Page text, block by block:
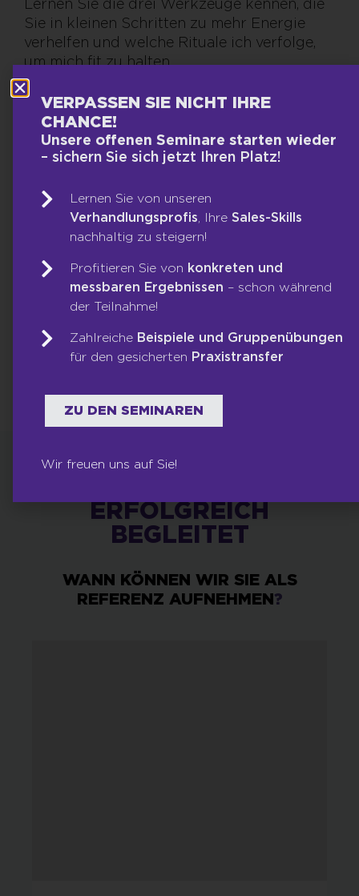
Lernen Sie die drei Werkzeuge kennen, die
Sie in kleinen Schritten zu mehr Energie
verhelfen und welche Rituale ich verfolge,
um mich fit zu halten.
Beitrag teilen:
Facebook
LinkedIn WhatsApp
Email
ERFOLGREICH
BEGLEITET
WANN KÖNNEN WIR SIE ALS
REFERENZ AUFNEHMEN?
VERPASSEN SIE NICHT IHRE
CHANCE!
Unsere offenen Seminare starten wieder
– sichern Sie sich jetzt Ihren Platz!
Lernen Sie von unseren
Verhandlungsprofis, Ihre Sales-Skills
nachhaltig zu steigern!
Profitieren Sie von konkreten und
messbaren Ergebnissen – schon während
der Teilnahme!
Zahlreiche Beispiele und Gruppenübungen
für den gesicherten Praxistransfer
ZU DEN SEMINAREN
Wir freuen uns auf Sie!